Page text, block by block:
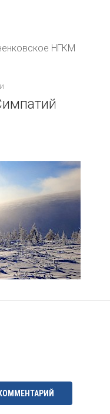
Дорога в будущее
Шатурская ГРЭС
НГКМ